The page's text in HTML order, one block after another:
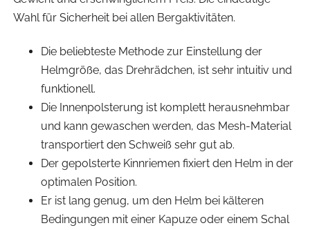
Wahl für Sicherheit bei allen Bergaktivitäten.
Die beliebteste Methode zur Einstellung der
Helmgröße, das Drehrädchen, ist sehr intuitiv und
funktionell.
Die Innenpolsterung ist komplett herausnehmbar
und kann gewaschen werden, das Mesh-Material
transportiert den Schweiß sehr gut ab.
Der gepolsterte Kinnriemen fixiert den Helm in der
optimalen Position.
Er ist lang genug, um den Helm bei kälteren
Bedingungen mit einer Kapuze oder einem Schal